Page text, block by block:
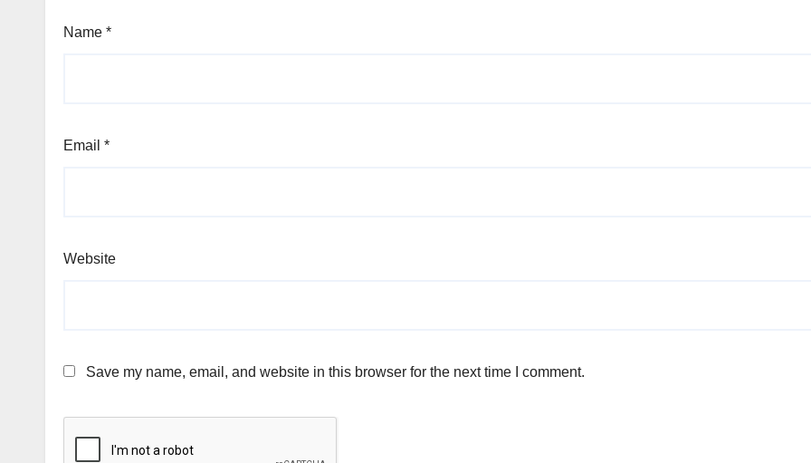
Name *
Email *
Website
Save my name, email, and website in this browser for the next time I comment.